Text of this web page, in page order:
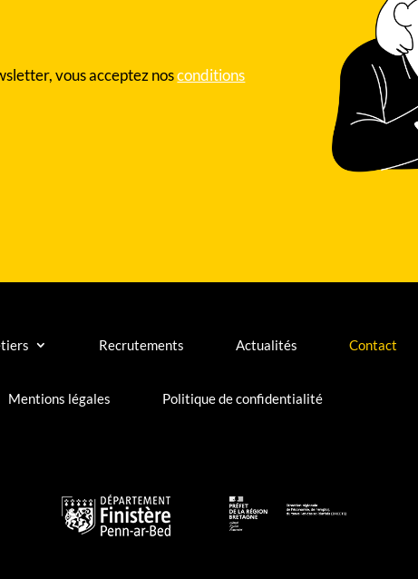
vous acceptez nosconditions
Recrutements Actualités Contact
Mentions légales Politique de confidentialité